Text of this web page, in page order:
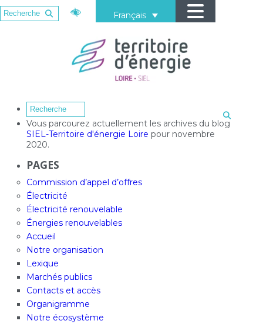
Français
Vous parcourez actuellement les archives du blog
SIEL-Territoire d'énergie Loire pour novembre
2020.
PAGES
Commission d’appel d’offres
Électricité
Électricité renouvelable
Énergies renouvelables
Accueil
Notre organisation
Lexique
Marchés publics
Contacts et accès
Organigramme
Notre écosystème